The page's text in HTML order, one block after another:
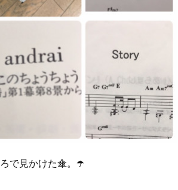
で見かけた傘。☂️